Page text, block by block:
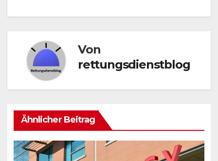
Von
rettungsdienstblog
Ähnlicher Beitrag